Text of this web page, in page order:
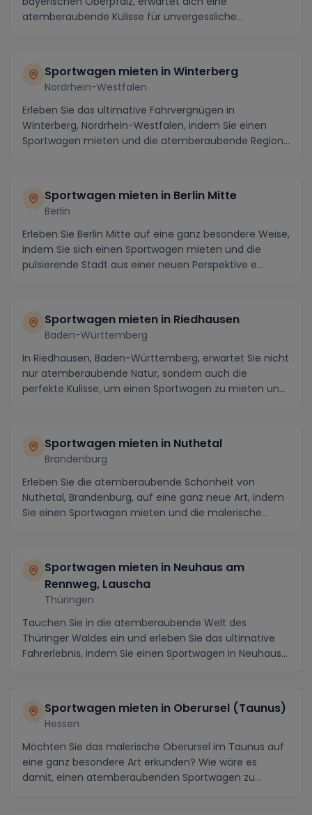
atemberaubende Kulisse für unvergessliche
Sportwagen mieten in Winterberg
Nordrhein-Westfalen
Erleben Sie das ultimative Fahrvergnügen in
Winterberg, Nordrhein-Westfalen, indem Sie einen
Sportwagen mieten und die atemberaubende Region
Sportwagen mieten in Berlin Mitte
Berlin
Erleben Sie Berlin Mitte auf eine ganz besondere Weise,
indem Sie sich einen Sportwagen mieten und die
pulsierende Stadt aus einer neuen Perspektive e...
Sportwagen mieten in Riedhausen
Baden-Württemberg
In Riedhausen, Baden-Württemberg, erwartet Sie nicht
nur atemberaubende Natur, sondern auch die
perfekte Kulisse, um einen Sportwagen zu mieten und
Sportwagen mieten in Nuthetal
Brandenburg
Erleben Sie die atemberaubende Schönheit von
Nuthetal, Brandenburg, auf eine ganz neue Art, indem
Sie einen Sportwagen mieten und die malerische
Sportwagen mieten in Neuhaus am
Rennweg, Lauscha
Thüringen
Tauchen Sie in die atemberaubende Welt des
Thüringer Waldes ein und erleben Sie das ultimative
Fahrerlebnis, indem Sie einen Sportwagen in Neuhaus
Sportwagen mieten in Oberursel (Taunus)
Hessen
Möchten Sie das malerische Oberursel im Taunus auf
eine ganz besondere Art erkunden? Wie wäre es
damit, einen atemberaubenden Sportwagen zu